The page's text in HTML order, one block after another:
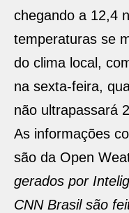
chegando a 12,4
temperaturas se
do clima local,
na sexta-feira,
não ultrapassará
As informações
são da Open
gerados por
CNN Brasil são